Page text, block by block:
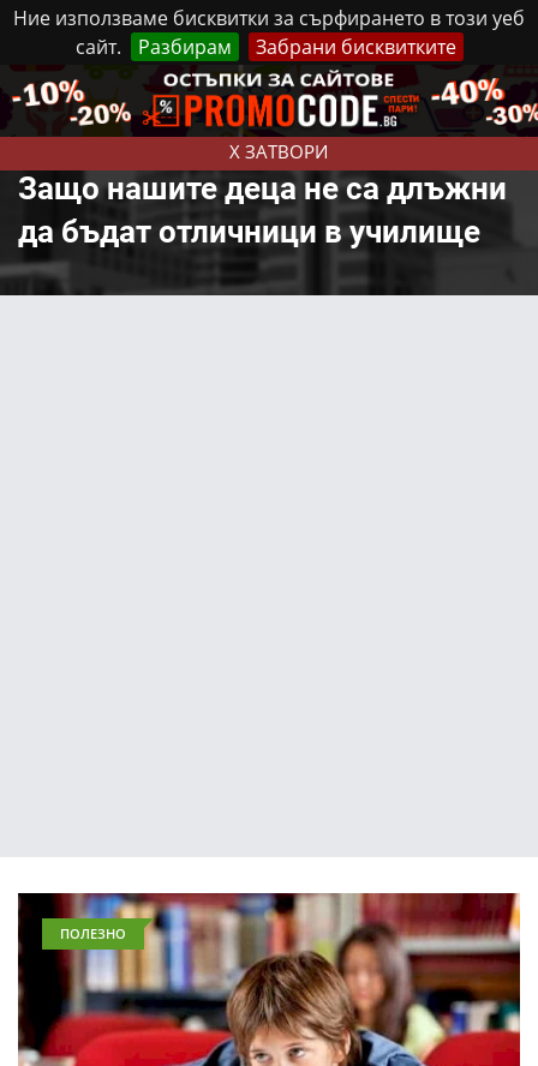
Ние използваме бисквитки за сърфирането в този уеб
сайт.
Разбирам Забрани бисквитките
X ЗАТВОРИ
Събота, 8 Август, 2026 Реклама Контакти
Защо нашите деца не са длъжни
да бъдат отличници в училище
ПОЛЕЗНО